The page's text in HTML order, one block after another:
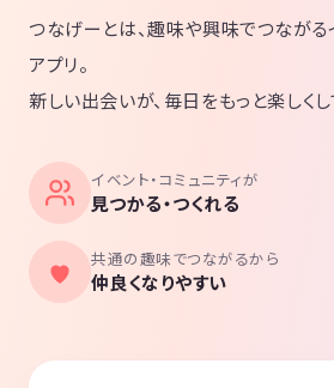
つなげーとは、趣味や興味でつながる
アプリ。
新しい出会いが、毎日をもっと楽しくし
イベント・コミュニティが
見つかる・つくれる
共通の趣味でつながるから
仲良くなりやすい